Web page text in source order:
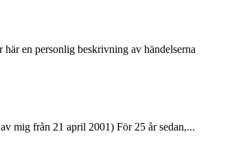
en personlig beskrivning av händelserna
mig från 21 april 2001) För 25 år sedan,...